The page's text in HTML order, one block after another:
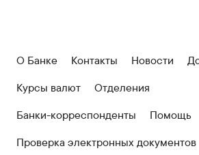
О Банке Контакты Новости
Курсы валют
Отделения
Банки-корреспонденты
Помощь
Проверка электронных документов